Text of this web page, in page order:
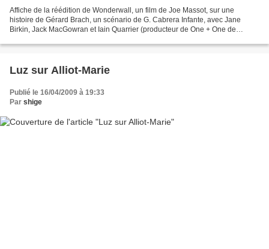
Affiche de la réédition de Wonderwall, un film de Joe Massot, sur une
histoire de Gérard Brach, un scénario de G. Cabrera Infante, avec Jane
Birkin, Jack MacGowran et Iain Quarrier (producteur de One + One de
Luz sur Alliot-Marie
Publié le 16/04/2009 à 19:33
Par shige